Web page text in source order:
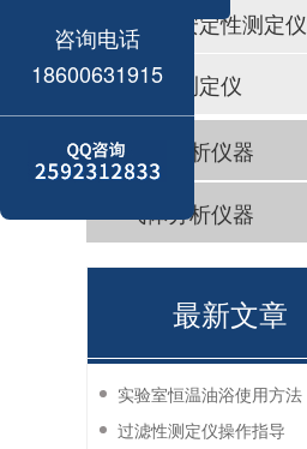
氧化安定性测定仪
馏程测定仪
水质分析仪器
气体分析仪器
最新文章
实验室恒温油浴使用方法
过滤性测定仪操作指导
咨询电话
18600631915